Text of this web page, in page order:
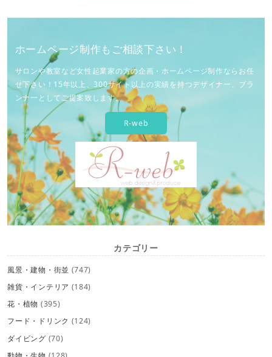
ホームページ制作もご相談下さい！
サロンや教室など女性起業家の方の企画・ホームページ制作ならお任
せ下さい！15年以上、300サイト以上の実績を持つデザイナー、プラ
ンナーとしてご提案致します。
R-web
カテゴリー
風景・建物・街並 (747)
雑貨・インテリア (184)
花・植物 (395)
フード・ドリンク (124)
ダイビング (70)